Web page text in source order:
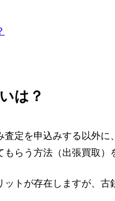
は？
定を申込みする以外
らう方法（出張買取）
トが存在しますが、 古